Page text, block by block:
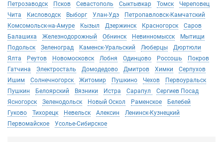
Петрозаводск
Псков Севастополь Сыктывкар Томск
Череповец
Чита
Кисловодск Выборг Улан-Удэ
Петропавловск-Камчатский
Комсомольск-на-Амуре
Кызыл Дзержинск Красногорск
Саров
Балашиха
Железнодорожный Обнинск Невинномысск
Мытищи
Подольск
Зеленоград Каменск-Уральский Люберцы
Дюртюли
Ялта
Реутов Новомосковск Лобня Одинцово Россошь
Покров
Гатчина
Электросталь Домодедово Дмитров Химки
Серпухов
Ишим
Солнечногорск Житомир Пушкино Чехов
Первоуральск
Пушкин
Белоярский Вязники Истра Сарапул
Сергиев Посад
Ясногорск
Зеленодольск Новый Оскол Раменское
Белебей
Гуково
Тихорецк Невельск Алексин
Ленинск-Кузнецкий
Первомайское
Усолье-Сибирское